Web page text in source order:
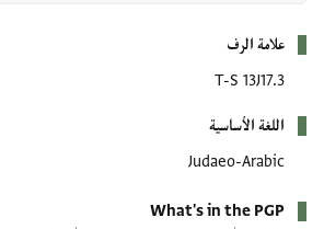
علامة الرف
T-S 13J17.3
اللغة الأساسية
Judaeo-Arabic
What's in the PGP